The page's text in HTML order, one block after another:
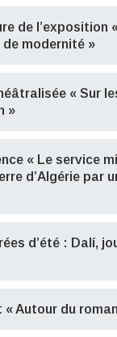
de l’exposition
de modernité »
« Sur
»
« Le service
d’Algérie par
d’été : Dalí,
« Autour du